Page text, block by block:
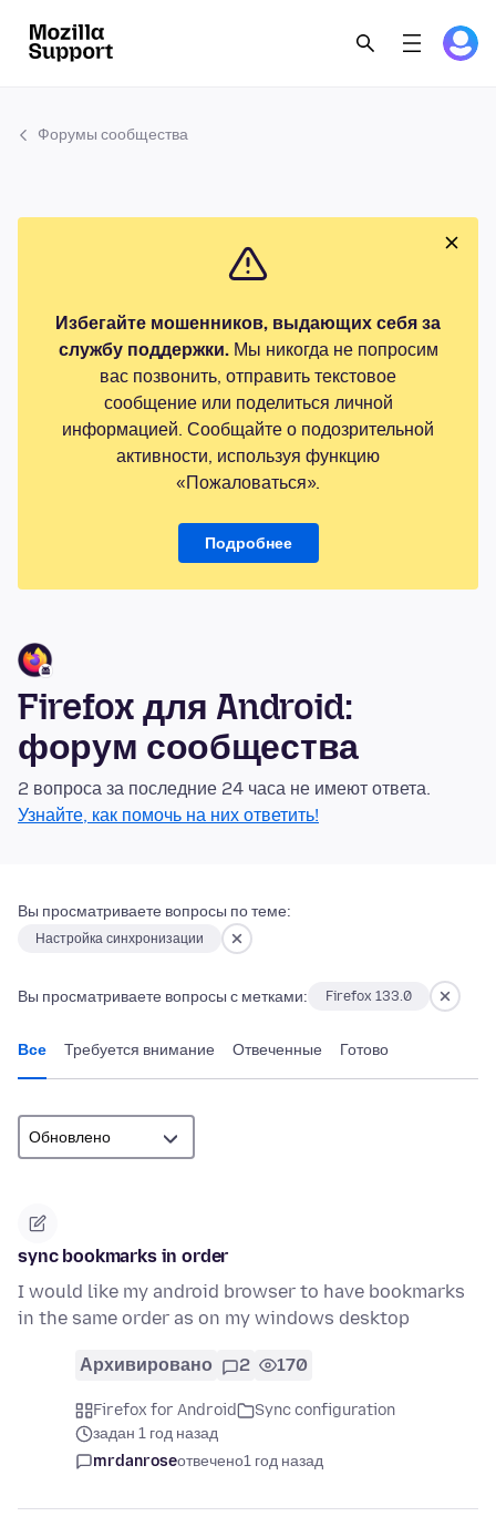
Форумы сообщества
Избегайте мошенников, выдающих себя за
службу поддержки.Мы никогда не попросим
вас позвонить, отправить текстовое
сообщение или поделиться личной
информацией. Сообщайте о подозрительной
активности, используя функцию
«Пожаловаться».
Подробнее
Firefox для Android:
форум сообщества
2 вопроса за последние 24 часа не имеют ответа.
Узнайте, как помочь на них ответить!
Вы просматриваете вопросы по теме:
Настройка синхронизации
Вы просматриваете вопросы с метками: Firefox 133.0
Все Требуется внимание Отвеченные Готово
sync bookmarks in order
I would like my android browser to have bookmarks
in the same order as on my windows desktop
Архивировано 2 170
Firefox for Android
Sync configuration
задан 1 год назад
mrdanroseотвечено1 год назад